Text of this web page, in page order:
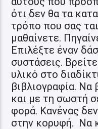
ότι δεν θα τα
τρόπο που σας
μαθαίνετε.
Επιλέξτε έναν
συστάσεις.
υλικό στο
βιβλιογραφία. Να
και με τη σωστή
φορά. Κανένας
στην κορυφή. Να